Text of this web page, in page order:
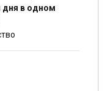
дня в одном